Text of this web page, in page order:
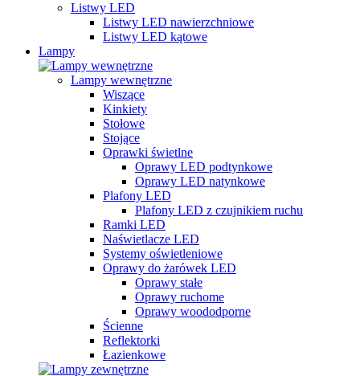
Listwy LED
Listwy LED nawierzchniowe
Listwy LED kątowe
Lampy
Lampy wewnętrzne
Wiszące
Kinkiety
Stołowe
Stojące
Oprawki świetlne
Oprawy LED podtynkowe
Oprawy LED natynkowe
Plafony LED
Plafony LED z czujnikiem ruchu
Ramki LED
Naświetlacze LED
Systemy oświetleniowe
Oprawy do żarówek LED
Oprawy stałe
Oprawy ruchome
Oprawy woododporne
Ścienne
Reflektorki
Łazienkowe